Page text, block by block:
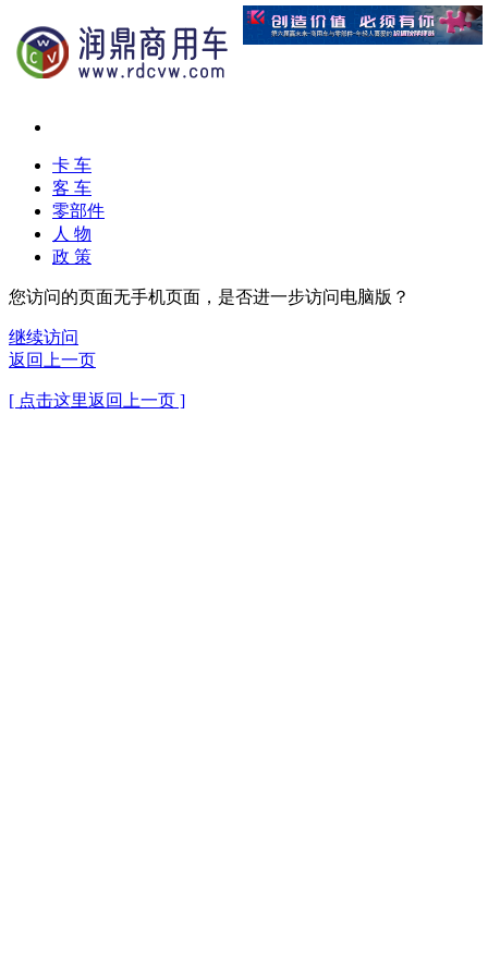
卡 车
客 车
零部件
人 物
政 策
您访问的页面无手机页面，是否进一步访问电脑版？
继续访问
返回上一页
[ 点击这里返回上一页 ]